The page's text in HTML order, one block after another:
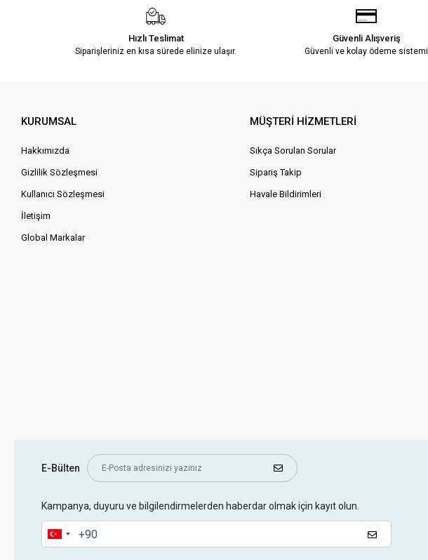
Hızlı Teslimat
Siparişleriniz en kısa sürede elinize ulaşır.
Güvenli Alışveriş
Güvenli ve kolay ödeme sistemi
KURUMSAL
Hakkımızda
Gizlilik Sözleşmesi
Kullanıcı Sözleşmesi
İletişim
Global Markalar
MÜŞTERİ HİZMETLERİ
Sıkça Sorulan Sorular
Sipariş Takip
Havale Bildirimleri
E-Bülten
Kampanya, duyuru ve bilgilendirmelerden haberdar olmak için kayıt olun.